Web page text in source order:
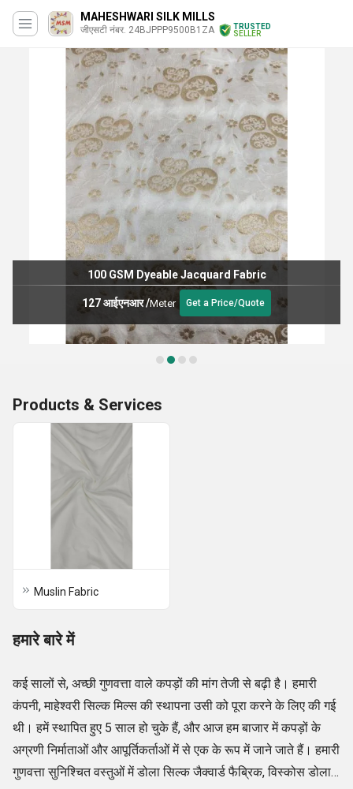
MAHESHWARI SILK MILLS
जीएसटी नंबर. 24BJPPP9500B1ZA
TRUSTED
SELLER
100 GSM Dyeable Jacquard Fabric
127 आईएनआर/Meter Get a Price/Quote
Products & Services
Muslin Fabric
हमारे बारे में
कई सालों से, अच्छी गुणवत्ता वाले कपड़ों की मांग तेजी से बढ़ी है। हमारी
कंपनी, माहेश्वरी सिल्क मिल्स की स्थापना उसी को पूरा करने के लिए की गई
थी। हमें स्थापित हुए 5 साल हो चुके हैं, और आज हम बाजार में कपड़ों के
अग्रणी निर्माताओं और आपूर्तिकर्ताओं में से एक के रूप में जाने जाते हैं। हमारी
गुणवत्ता सुनिश्चित वस्तुओं में डोला सिल्क जैक्वार्ड फैब्रिक, विस्कोस डोला